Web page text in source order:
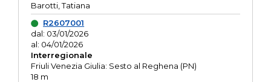
Barotti, Tatiana
R2607001
dal: 03/01/2026
al: 04/01/2026
Interregionale
Friuli Venezia Giulia: Sesto al Reghena (PN)
18 m